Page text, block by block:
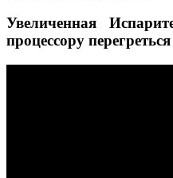
Увеличенная
процессору перегреться